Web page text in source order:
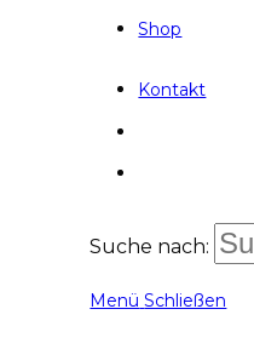
Shop
Kontakt
Suche nach:
Menü Schließen